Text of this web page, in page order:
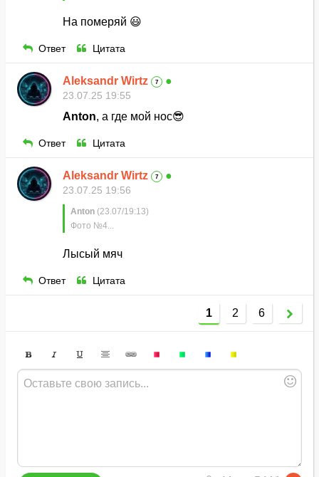
На померяй 😃
Ответ Цитата
Aleksandr Wirtz 7 ●
23.07.25 19:55
Anton, а где мой нос😎
Ответ Цитата
Aleksandr Wirtz 7 ●
23.07.25 19:56
Anton (23.07/19:13)
Фото №4...
Лысый мяч
Ответ Цитата
1 2 6